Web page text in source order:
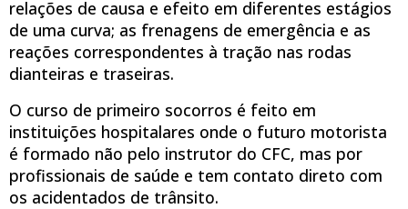
relações de causa e efeito em diferentes estágios
de uma curva; as frenagens de emergência e as
reações correspondentes à tração nas rodas
dianteiras e traseiras.
O curso de primeiro socorros é feito em
instituições hospitalares onde o futuro motorista
é formado não pelo instrutor do CFC, mas por
profissionais de saúde e tem contato direto com
os acidentados de trânsito.